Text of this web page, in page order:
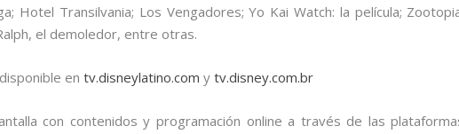
Hotel Transilvania; Los Vengadores; Yo Kai Watch: la película;
el demoledor, entre otras.
entv.disneylatino.comy tv.disney.com.br
con contenidos y programación online a través de las